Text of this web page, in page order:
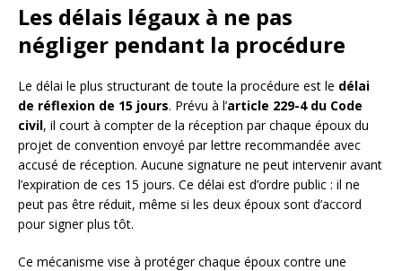
Les délais légaux à ne pas
négliger pendant la procédure
Le délai le plus structurant de toute la procédure est le délai
de réflexion de 15 jours. Prévu à l’article 229-4 du Code
civil, il court à compter de la réception par chaque époux du
projet de convention envoyé par lettre recommandée avec
accusé de réception. Aucune signature ne peut intervenir avant
l’expiration de ces 15 jours. Ce délai est d’ordre public : il ne
peut pas être réduit, même si les deux époux sont d’accord
pour signer plus tôt.
Ce mécanisme vise à protéger chaque époux contre une